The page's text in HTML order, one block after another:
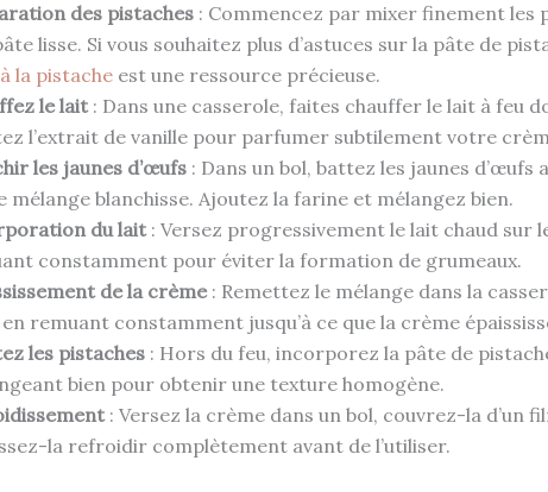
des pistaches : Commencez par mixer finement les
lisse. Si vous souhaitez plus d’astuces sur la pâte de
la pistache est une ressource précieuse.
le lait: Dans une casserole, faites chauffer le lait à feu
l’extrait de vanille pour parfumer subtilement votre
les jaunes d’œufs : Dans un bol, battez les jaunes d’œufs
mélange blanchisse. Ajoutez la farine et mélangez bien.
du lait: Versez progressivement le lait chaud sur
constamment pour éviter la formation de grumeaux.
de la crème: Remettez le mélange dans la
remuant constamment jusqu’à ce que la crème
les pistaches : Hors du feu, incorporez la pâte de
bien pour obtenir une texture homogène.
: Versez la crème dans un bol, couvrez-la d’un
la refroidir complètement avant de l’utiliser.